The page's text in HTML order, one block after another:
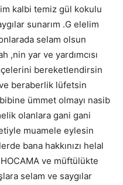
kalbi temiz gül kokulu
sunarım .G elelim
selam olsun
,nin yar ve yardımcısı
bereketlendirsin
beraberlik lüfetsin
ümmet olmayı nasib
olanlara gani gani
muamele eylesin
bana hakkınızı helal
ve müftülükte
selam ve saygılar